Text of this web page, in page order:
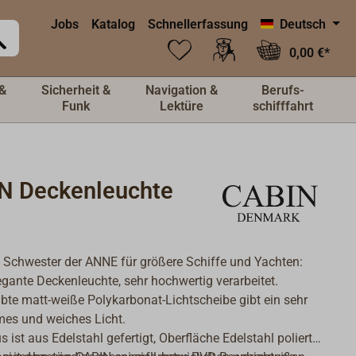
Jobs Katalog Schnellerfassung
Deutsch
0,00 €*
Sicherheit &
Funk
Navigation &
Lektüre
Berufs-
schifffahrt
Deckenleuchte
Schwester der ANNE für größere Schiffe und Yachten:
Deckenleuchte, sehr hochwertig verarbeitet.
matt-weiße Polykarbonat-Lichtscheibe gibt ein sehr
und weiches Licht.
ist aus Edelstahl gefertigt, Oberfläche Edelstahl poliert